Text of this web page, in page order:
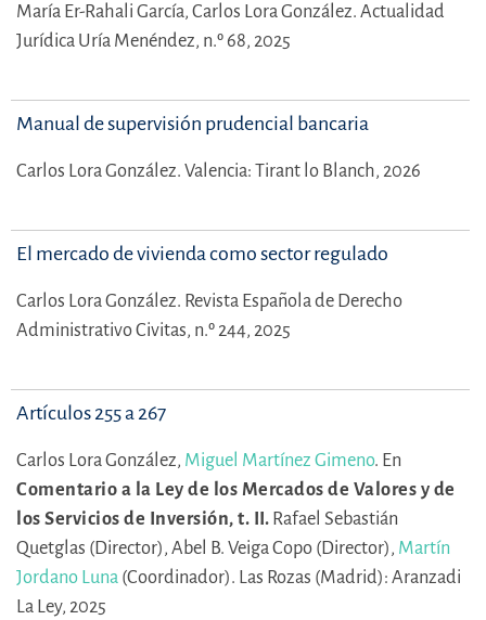
María Er-Rahali García, Carlos Lora González. Actualidad
Jurídica Uría Menéndez, n.º 68, 2025
Manual de supervisión prudencial bancaria
Carlos Lora González. Valencia: Tirant lo Blanch, 2026
El mercado de vivienda como sector regulado
Carlos Lora González. Revista Española de Derecho
Administrativo Civitas, n.º 244, 2025
Artículos 255 a 267
Carlos Lora González, Miguel Martínez Gimeno. En
Comentario a la Ley de los Mercados de Valores y de
los Servicios de Inversión, t. II. Rafael Sebastián
Quetglas (Director), Abel B. Veiga Copo (Director), Martín
Jordano Luna (Coordinador). Las Rozas (Madrid): Aranzadi
La Ley, 2025